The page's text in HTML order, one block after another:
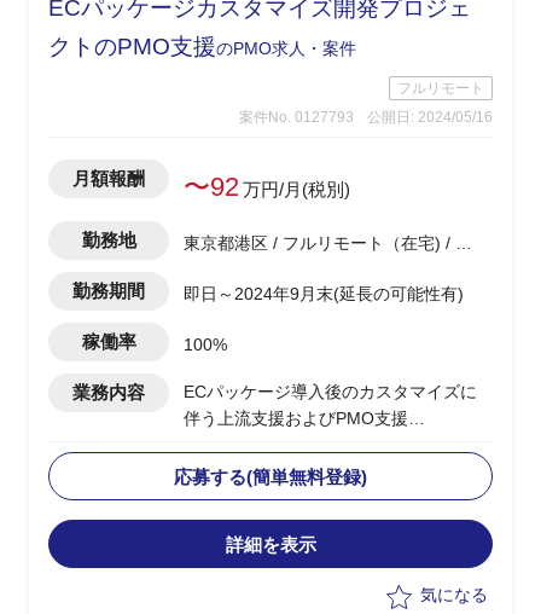
きたい
ECパッケージカスタマイズ開発プロジェ
クトのPMO支援のPMO求人・案件
フルリモート
案件No. 0127793
公開日: 2024/05/16
月額報酬 〜92万円/月(税別)
勤務地
東京都港区 / フルリモート（在宅) / 浜
勤務期間 即日～2024年9月末(延長の可能性有)
稼働率 100%
業務内容
ECパッケージ導入後のカスタマイズに
伴う上流支援およびPMO支援
・Hit＆Gap及び要件定義など上流工程を
担当
・PM補佐としてプロジェクトの管理お
よび推進を担当
応募する(簡単無料登録)
詳細を表示
気になる